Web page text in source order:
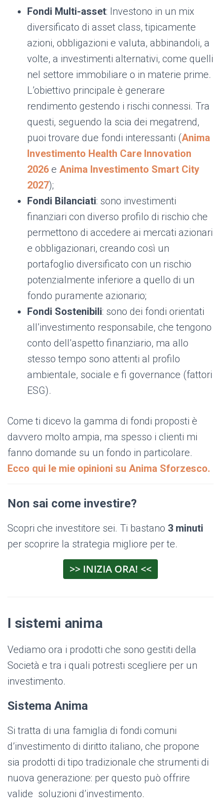
Fondi Multi-asset: Investono in un mix
diversificato di asset class, tipicamente
azioni, obbligazioni e valuta, abbinandoli, a
volte, a investimenti alternativi, come quelli
nel settore immobiliare o in materie prime.
L’obiettivo principale è generare
rendimento gestendo i rischi connessi. Tra
questi, seguendo la scia dei megatrend,
puoi trovare due fondi interessanti (Anima
Investimento Health Care Innovation
2026 e Anima Investimento Smart City
2027);
Fondi Bilanciati: sono investimenti
finanziari con diverso profilo di rischio che
permettono di accedere ai mercati azionari
e obbligazionari, creand​o così ​un
portafoglio diversificato con un rischio
potenzialmente inferiore a quello di un
fondo puramente azionario;
Fondi Sostenibili: sono dei fondi orientati
all’investimento responsabile, che tengono
conto dell’aspetto finanziario, ma allo
stesso tempo sono attenti al profilo
ambientale, sociale e fi governance (fattori
ESG).
Come ti dicevo la gamma di fondi proposti è
davvero molto ampia, ma spesso i clienti mi
fanno domande su un fondo in particolare.
Ecco qui le mie opinioni su Anima Sforzesco.
Non sai come investire?
Scopri che investitore sei. Ti bastano 3 minuti
per scoprire la strategia migliore per te.
>> INIZIA ORA! <<
I sistemi anima
Vediamo ora i prodotti che sono gestiti della
Società e tra i quali potresti scegliere per un
investimento.
Sistema Anima
Si tratta di una famiglia di fondi comuni
d’investimento di diritto italiano, che propone
sia prodotti di tipo tradizionale che strumenti di
nuova generazione: per questo può offrire
valide soluzioni d’investimento.